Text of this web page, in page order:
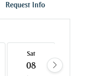
Request Info
Sat
08